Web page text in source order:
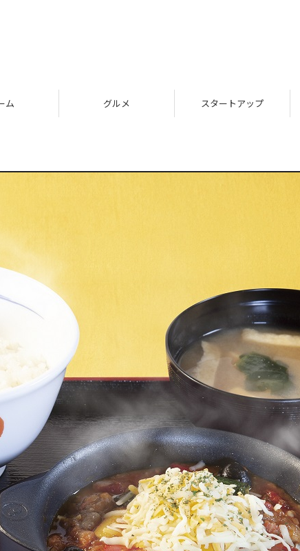
ム グルメ スタートアップ